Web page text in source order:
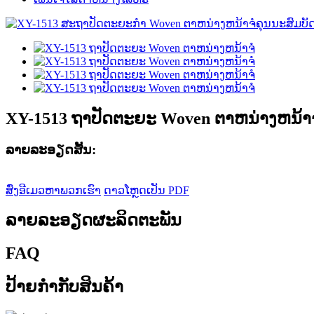
XY-1513 ຖາປັດຕະຍະ Woven ຕາຫນ່າງຫນ້
ລາຍ​ລະ​ອຽດ​ສັ້ນ​:
ສົ່ງອີເມວຫາພວກເຮົາ ດາວໂຫຼດເປັນ PDF
ລາຍລະອຽດຜະລິດຕະພັນ
FAQ
ປ້າຍກຳກັບສິນຄ້າ